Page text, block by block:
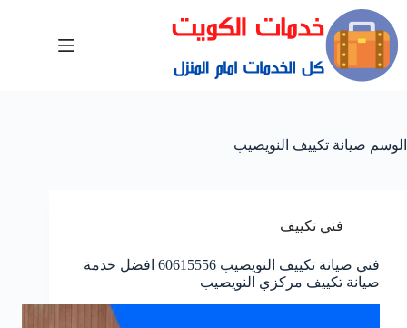
الوسم صيانة تكييف النويصيب
فني تكييف
فني صيانة تكييف النويصيب 60615556 افضل خدمة
صيانة تكييف مركزي النويصيب